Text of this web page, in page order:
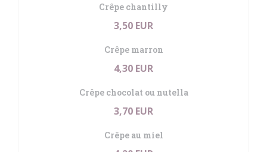
Crêpe chantilly
3,50 EUR
Crêpe marron
4,30 EUR
Crêpe chocolat ou nutella
3,70 EUR
Crêpe au miel